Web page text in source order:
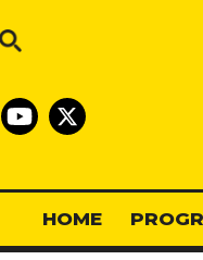
HOME